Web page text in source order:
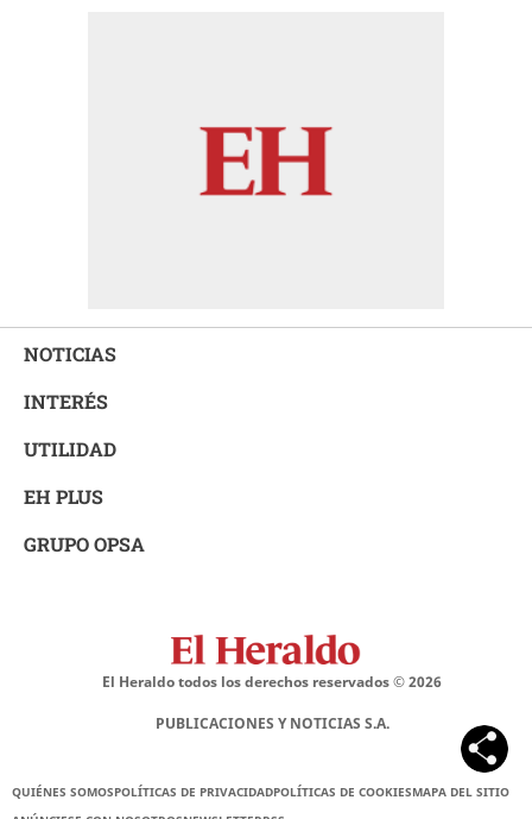
NOTICIAS
INTERÉS
UTILIDAD
EH PLUS
GRUPO OPSA
El Heraldo todos los derechos reservados ©2026
PUBLICACIONES Y NOTICIAS S.A.
QUIÉNES SOMOSPOLÍTICAS DE PRIVACIDADPOLÍTICAS DE COOKIESMAPA DEL SITIO